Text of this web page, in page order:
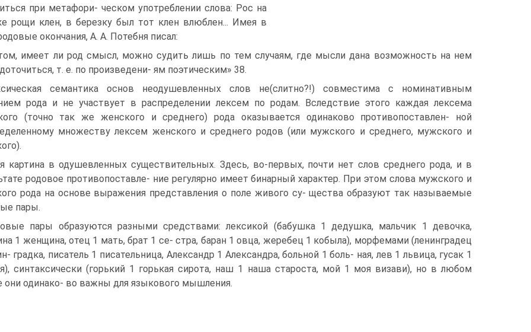
при метафори- ческом употреблении слова: Рос на
рощи клен, в березку был тот клен влюблен... Имея в
окончания, А. А. Потебня писал:
имеет ли род смысл, можно судить лишь по тем случаям, где мысли дана возможность на нем
т. е. по произведени- ям поэтическим» 38.
семантика основ неодушевленных слов не(слитно?!) совместима с номинативным
рода и не участвует в распределении лексем по родам. Вследствие этого каждая лексема
(точно так же женского и среднего) рода оказывается одинаково противопоставлен- ной
множеству лексем женского и среднего родов (или мужского и среднего, мужского и
картина в одушевленных существительных. Здесь, во-первых, почти нет слов среднего рода, и в
родовое противопоставле- ние регулярно имеет бинарный характер. При этом слова мужского и
рода на основе выражения представления о поле живого су- щества образуют так называемые
пары.
пары образуются разными средствами: лексикой (бабушка 1 дедушка, мальчик 1 девочка,
1 женщина, отец 1 мать, брат 1 се- стра, баран 1 овца, жеребец 1 кобыла), морфемами (ленинградец
градка, писатель 1 писательница, Александр 1 Александра, больной 1 боль- ная, лев 1 львица, гусак 1
синтаксически (горький 1 горькая сирота, наш 1 наша староста, мой 1 моя визави), но в любом
они одинако- во важны для языкового мышления.